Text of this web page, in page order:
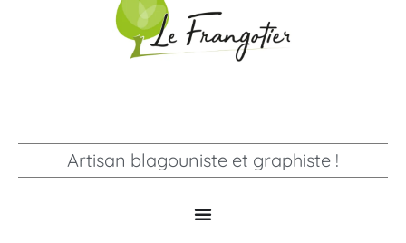
Artisan blagouniste et graphiste !